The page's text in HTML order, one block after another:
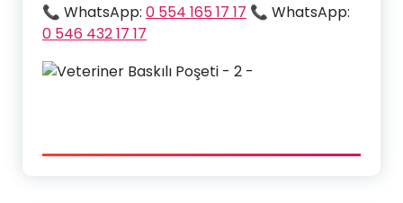
📞 WhatsApp: 0 554 165 17 17 📞 WhatsApp:
0 546 432 17 17